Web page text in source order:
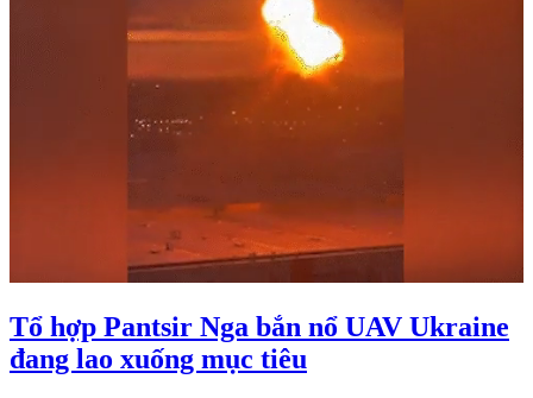
Tổ hợp Pantsir Nga bắn nổ UAV Ukraine
đang lao xuống mục tiêu